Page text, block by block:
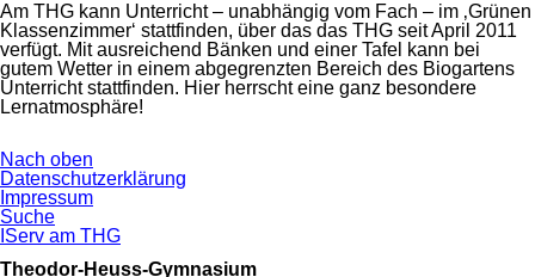
Am THG kann Unterricht – unabhängig vom Fach – im ‚Grünen
Klassenzimmer‘ stattfinden, über das das THG seit April 2011
verfügt. Mit ausreichend Bänken und einer Tafel kann bei
gutem Wetter in einem abgegrenzten Bereich des Biogartens
Unterricht stattfinden. Hier herrscht eine ganz besondere
Lernatmosphäre!
Nach oben
Navigation
überspringen
Datenschutzerklärung
Impressum
Suche
IServ am THG
Theodor-Heuss-Gymnasium